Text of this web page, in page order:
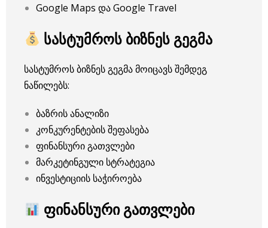
Google Maps და Google Travel
სასტუმროს ბიზნეს გეგმა
სასტუმროს ბიზნეს გეგმა მოიცავს შემდეგ
ნაწილებს:
ბაზრის ანალიზი
კონკურენტების შეფასება
ფინანსური გათვლები
მარკეტინგული სტრატეგია
ინვესტიციის საჭიროება
ფინანსური გათვლები